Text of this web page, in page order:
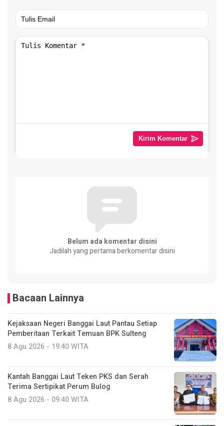
Belum ada komentar disini
Jadilah yang pertama berkomentar disini
Bacaan Lainnya
Kejaksaan Negeri Banggai Laut Pantau Setiap
Pemberitaan Terkait Temuan BPK Sulteng
8 Agu 2026 - 19:40 WITA
Kantah Banggai Laut Teken PKS dan Serah
Terima Sertipikat Perum Bulog
8 Agu 2026 - 09:40 WITA